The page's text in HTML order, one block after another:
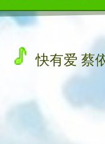
快有爱 蔡